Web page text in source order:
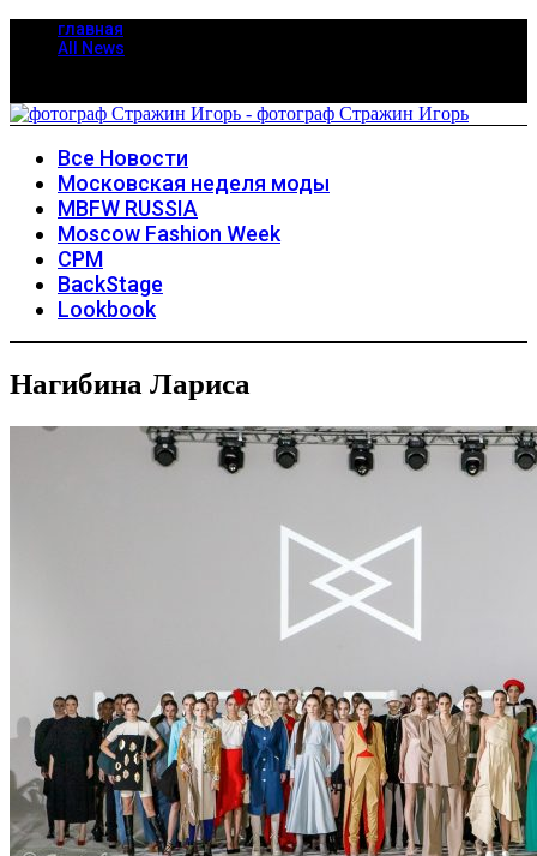
главная
All News
Все Новости
Московская неделя моды
MBFW RUSSIA
Moscow Fashion Week
CPM
BackStage
Lookbook
Нагибина Лариса